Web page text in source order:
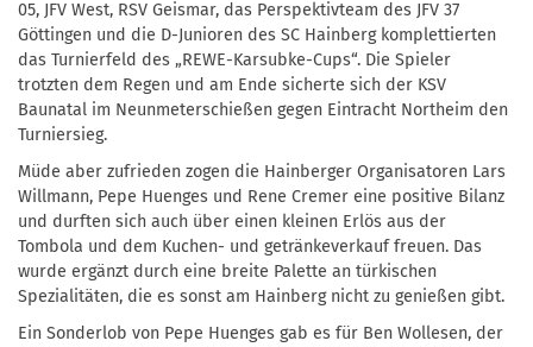
05, JFV West, RSV Geismar, das Perspektivteam des JFV 37
Göttingen und die D-Junioren des SC Hainberg komplettierten
das Turnierfeld des „REWE-Karsubke-Cups“. Die Spieler
trotzten dem Regen und am Ende sicherte sich der KSV
Baunatal im Neunmeterschießen gegen Eintracht Northeim den
Turniersieg.
Müde aber zufrieden zogen die Hainberger Organisatoren Lars
Willmann, Pepe Huenges und Rene Cremer eine positive Bilanz
und durften sich auch über einen kleinen Erlös aus der
Tombola und dem Kuchen- und getränkeverkauf freuen. Das
wurde ergänzt durch eine breite Palette an türkischen
Spezialitäten, die es sonst am Hainberg nicht zu genießen gibt.
Ein Sonderlob von Pepe Huenges gab es für Ben Wollesen, der